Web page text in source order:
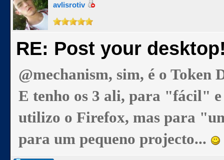
avlisrotiv
RE: Post your
@mechanism, sim, é o Token
E tenho os 3 ali, para "fácil"
utilizo o Firefox, mas para
para um pequeno projecto...